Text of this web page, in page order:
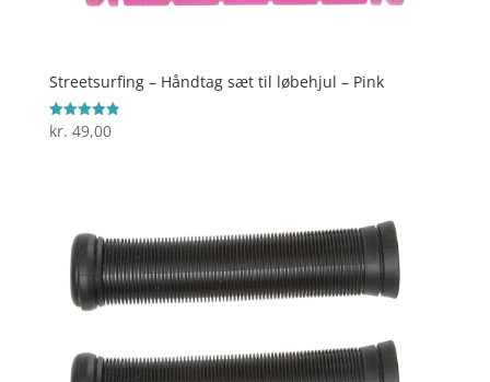
Streetsurfing – Håndtag sæt til løbehjul – Pink
Vurderet
4.9
kr. 49,00